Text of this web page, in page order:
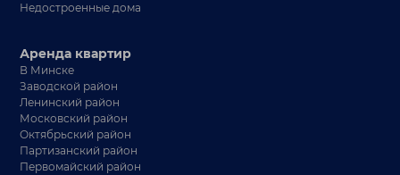
Недостроенные дома
Аренда квартир
В Минске
Заводской район
Ленинский район
Московский район
Октябрьский район
Партизанский район
Первомайский район